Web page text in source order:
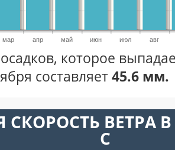
мар апр май июн июл авг
которое
составляет45.6 мм.
СКОРОСТЬ ВЕТРА
С